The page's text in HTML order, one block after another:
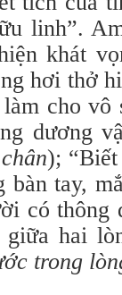
linh”.
khát
hơi thở
cho vô
dương
);
bàn tay,
có thông
hai
trong